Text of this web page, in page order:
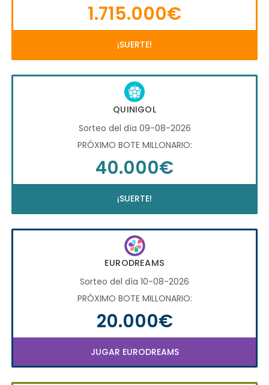
1.715.000€
¡SUERTE!
QUINIGOL
Sorteo del día 09-08-2026
PRÓXIMO BOTE MILLONARIO:
40.000€
¡SUERTE!
EURODREAMS
Sorteo del día 10-08-2026
PRÓXIMO BOTE MILLONARIO:
20.000€
JUGAR EURODREAMS